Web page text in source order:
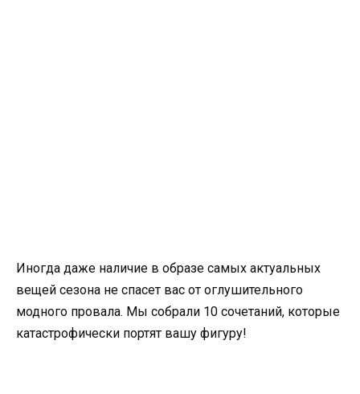
Иногда даже наличие в образе самых актуальных
вещей сезона не спасет вас от оглушительного
модного провала. Мы собрали 10 сочетаний, которые
катастрофически портят вашу фигуру!